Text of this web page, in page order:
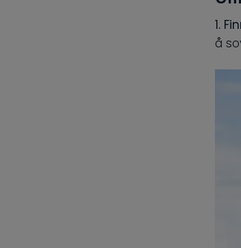
1.
å